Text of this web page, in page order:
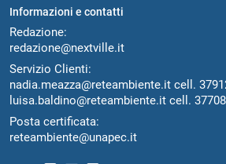
Informazioni e contatti
Redazione:
redazione@nextville.it
Servizio Clienti:
nadia.meazza@reteambiente.it cell.
luisa.baldino@reteambiente.it cell.
Posta certificata:
reteambiente@unapec.it